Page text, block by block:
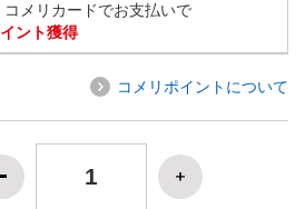
メリカードでお支払いで
ント獲得
コメリポイントについて